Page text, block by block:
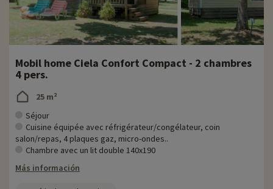
Mobil home Ciela Confort Compact - 2 chambres
4 pers.
25 m²
Séjour
Cuisine équipée avec réfrigérateur/congélateur, coin
salon/repas, 4 plaques gaz, micro-ondes..
Chambre avec un lit double 140x190
Más información